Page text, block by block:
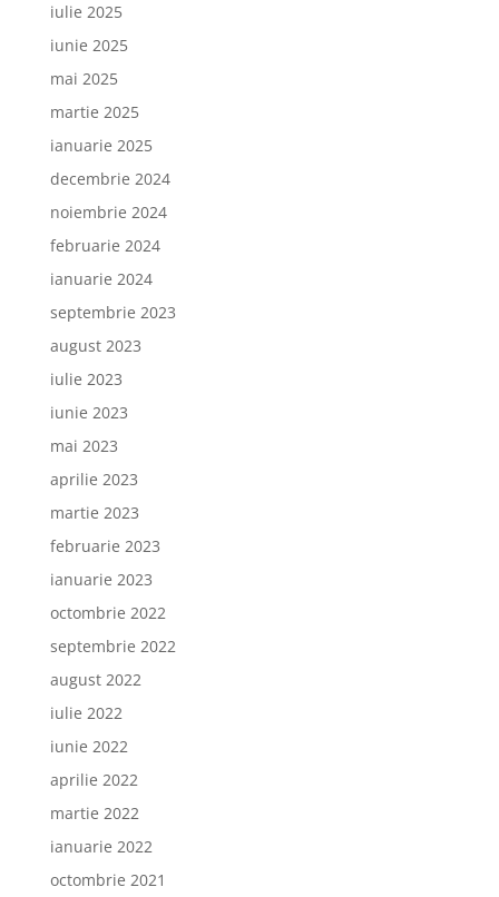
iulie 2025
iunie 2025
mai 2025
martie 2025
ianuarie 2025
decembrie 2024
noiembrie 2024
februarie 2024
ianuarie 2024
septembrie 2023
august 2023
iulie 2023
iunie 2023
mai 2023
aprilie 2023
martie 2023
februarie 2023
ianuarie 2023
octombrie 2022
septembrie 2022
august 2022
iulie 2022
iunie 2022
aprilie 2022
martie 2022
ianuarie 2022
octombrie 2021